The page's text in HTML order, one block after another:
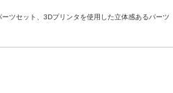
ツセット、3Dプリンタを使用した立体感あるパーツ